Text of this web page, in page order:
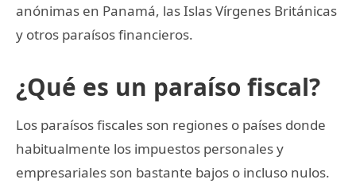
anónimas en Panamá, las Islas Vírgenes Británicas
y otros paraísos financieros.
¿Qué es un paraíso fiscal?
Los paraísos fiscales son regiones o países donde
habitualmente los impuestos personales y
empresariales son bastante bajos o incluso nulos.